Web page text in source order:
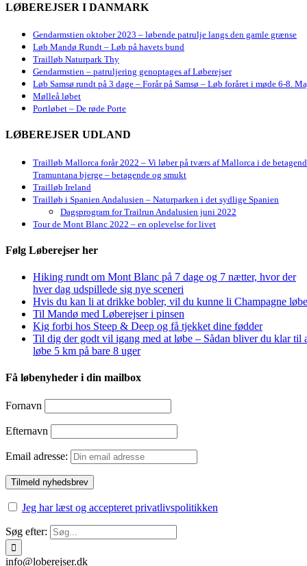
LØBEREJSER I DANMARK
Gendarmstien oktober 2023 – løbende patrulje langs den gamle grænse
Løb Mandø Rundt – Løb på havets bund
Trailløb Naturpark Thy
Gendarmstien – patruljering genoptages af Løberejser
Løb Samsø rundt på 3 dage – Forår på Samsø – Løb foråret i møde 6-8.
Mølleå løbet
Portløbet – De røde Porte
LØBEREJSER UDLAND
Trailløb Mallorca forår 2022 – Vi løber på tværs af Mallorca i de
Tramuntana bjerge – betagende og smukt
Trailløb Ireland
Trailløb i Spanien Andalusien – Naturparken i det sydlige Spanien
Dagsprogram for Trailrun Andalusien juni 2022
Tour de Mont Blanc 2022 – en oplevelse for livet
Følg Løberejser her
Hiking rundt om Mont Blanc på 7 dage og 7 nætter, hvor der
hver dag udspillede sig nye sceneri
Hvis du kan li at drikke bobler, vil du kunne li Champagne
Til Mandø med Løberejser i pinsen
Kig forbi hos Steep & Deep og få tjekket dine fødder
Til dig der godt vil igang med at løbe – Sådan bliver du klar til
løbe 5 km på bare 8 uger
Få løbenyheder i din mailbox
Fornavn
Efternavn
Email adresse:
Jeg har læst og accepteret privatlivspolitikken
Søg efter:
info@loberejser.dk